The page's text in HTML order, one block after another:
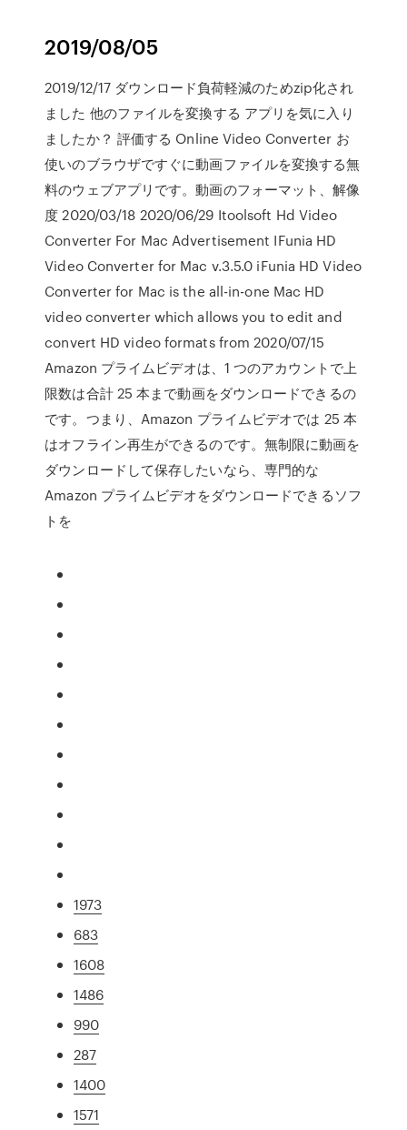
2019/08/05
2019/12/17 ダウンロード負荷軽減のためzip化され
ました 他のファイルを変換する アプリを気に入り
ましたか？ 評価する Online Video Converter お
使いのブラウザですぐに動画ファイルを変換する無
料のウェブアプリです。動画のフォーマット、解像
度 2020/03/18 2020/06/29 Itoolsoft Hd Video
Converter For Mac Advertisement IFunia HD
Video Converter for Mac v.3.5.0 iFunia HD Video
Converter for Mac is the all-in-one Mac HD
video converter which allows you to edit and
convert HD video formats from 2020/07/15
Amazon プライムビデオは、1 つのアカウントで上
限数は合計 25 本まで動画をダウンロードできるの
です。つまり、Amazon プライムビデオでは 25 本
はオフライン再生ができるのです。無制限に動画を
ダウンロードして保存したいなら、専門的な
Amazon プライムビデオをダウンロードできるソフ
トを
1973
683
1608
1486
990
287
1400
1571